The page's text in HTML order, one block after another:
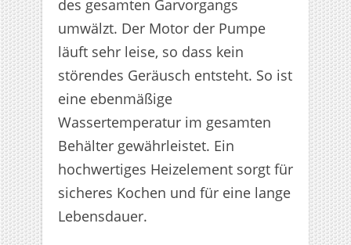
des gesamten Garvorgangs
umwälzt. Der Motor der Pumpe
läuft sehr leise, so dass kein
störendes Geräusch entsteht. So ist
eine ebenmäßige
Wassertemperatur im gesamten
Behälter gewährleistet. Ein
hochwertiges Heizelement sorgt für
sicheres Kochen und für eine lange
Lebensdauer.